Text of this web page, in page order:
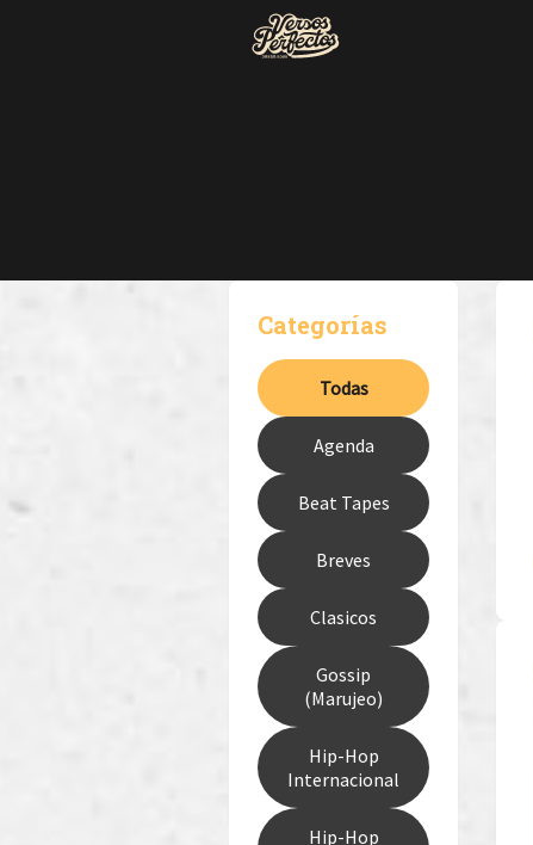
Categorías
Todas
Agenda
Beat Tapes
Breves
Clasicos
Gossip
(Marujeo)
Hip-Hop
Internacional
Hip-Hop